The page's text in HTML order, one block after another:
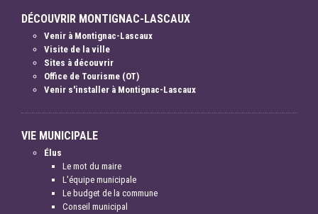
DÉCOUVRIR MONTIGNAC-LASCAUX
Venir à Montignac-Lascaux
Visite de la ville
Sites à découvrir
Office de Tourisme (OT)
Venir s'installer à Montignac-Lascaux
VIE MUNICIPALE
Élus
Le mot du maire
L'équipe municipale
Le budget de la commune
Conseil municipal